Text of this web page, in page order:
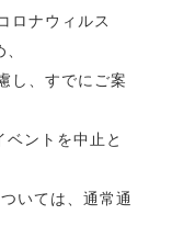
ロナウィルス
し、すでにご案
ベントを中止と
いては、通常通